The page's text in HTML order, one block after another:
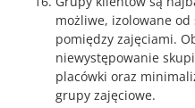
możliwe, izolowane
pomiędzy zajęciami.
niewystępowanie
placówki oraz
grupy zajęciowe.